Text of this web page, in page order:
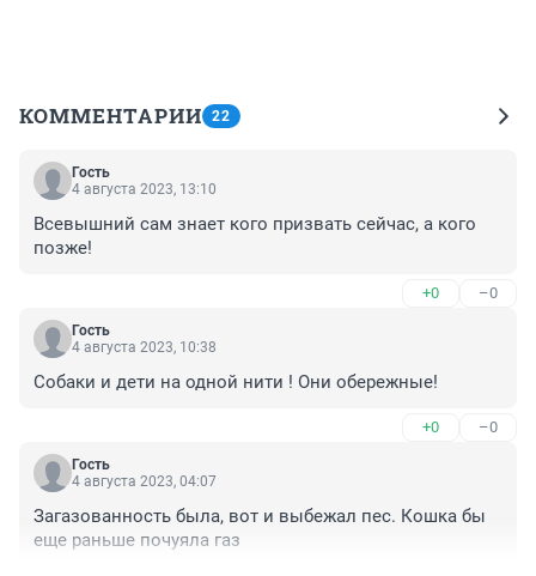
КОММЕНТАРИИ 22
Гость
4 августа 2023, 13:10
Всевышний сам знает кого призвать сейчас, а кого
позже!
+0 –0
Гость
4 августа 2023, 10:38
Собаки и дети на одной нити ! Они обережные!
+0 –0
Гость
4 августа 2023, 04:07
Загазованность была, вот и выбежал пес. Кошка бы
еще раньше почуяла газ